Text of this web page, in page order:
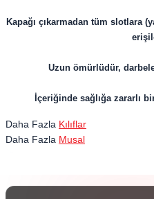
Kapağı çıkarmadan tüm slotlara
Uzun ömürlüdür,
İçeriğinde sağlığa zararlı
Daha Fazla Kılıflar
Daha Fazla Musal